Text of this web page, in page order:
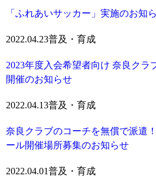
「ふれあいサッカー」実施のお知
2022.04.23普及・育成
2023年度入会希望者向け 奈良クラ
開催のお知らせ
2022.04.13普及・育成
奈良クラブのコーチを無償で派遣
ール開催場所募集のお知らせ
2022.04.01普及・育成